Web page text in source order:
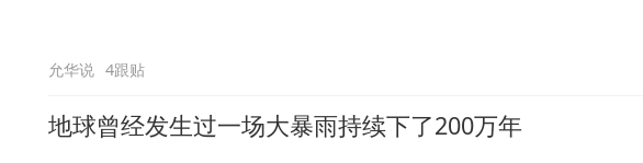
允华说 4跟贴
地球曾经发生过一场大暴雨持续下了200万年